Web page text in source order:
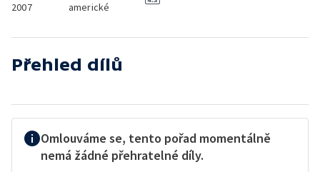
2007
americké
Přehled dílů
Omlouváme se, tento pořad momentálně
nemá žádné přehratelné díly.